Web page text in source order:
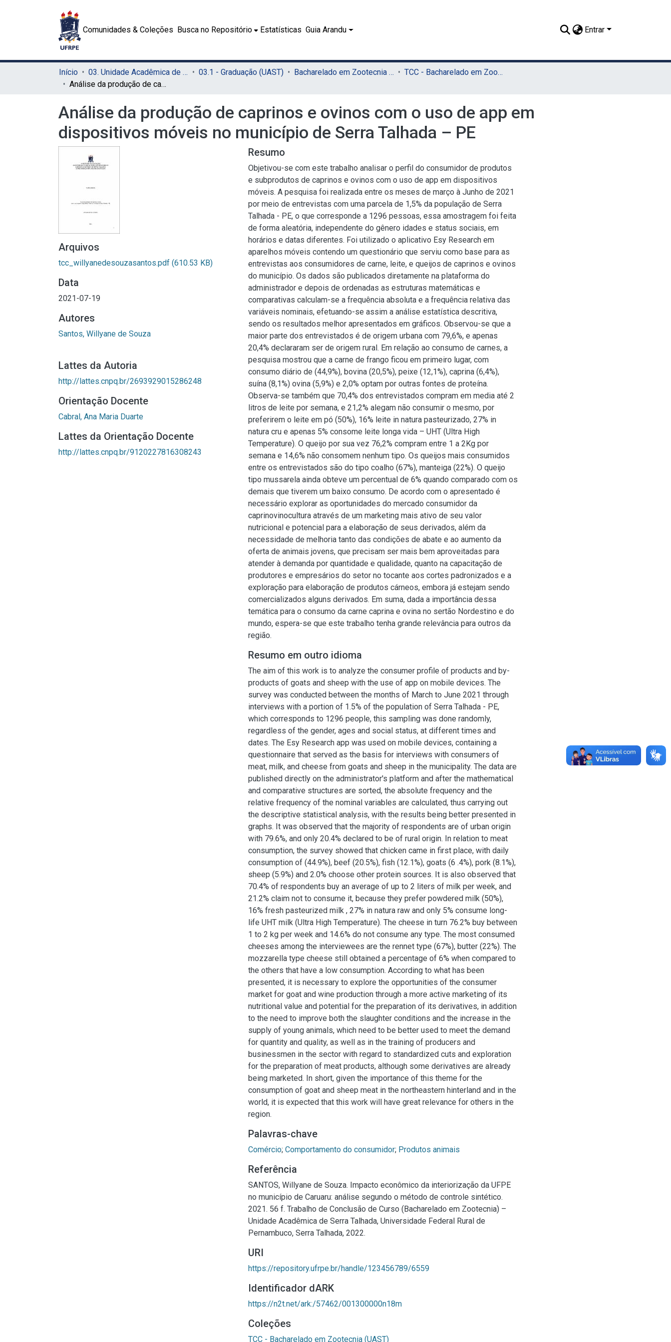
Comunidades & Coleções Busca no Repositório Estatísticas Guia Arandu Entrar
Início 03. Unidade Acadêmica de Serra Talhada (UAST) 03.1 - Graduação (UAST) Bacharelado em Zootecnia (UAST)
TCC - Bacharelado em Zootecnia (UAST)
Análise da produção de caprinos e ovinos com o uso de app em dispositivos móveis no município de Serra Talhada – PE
Análise da produção de caprinos e ovinos com o uso de app em
dispositivos móveis no município de Serra Talhada – PE
Arquivos
tcc_willyanedesouzasantos.pdf (610.53 KB)
Data
2021-07-19
Autores
Santos, Willyane de Souza
Lattes da Autoria
http://lattes.cnpq.br/2693929015286248
Orientação Docente
Cabral, Ana Maria Duarte
Lattes da Orientação Docente
http://lattes.cnpq.br/9120227816308243
Resumo
Objetivou-se com este trabalho analisar o perfil do consumidor de produtos
e subprodutos de caprinos e ovinos com o uso de app em dispositivos
móveis. A pesquisa foi realizada entre os meses de março à Junho de 2021
por meio de entrevistas com uma parcela de 1,5% da população de Serra
Talhada - PE, o que corresponde a 1296 pessoas, essa amostragem foi feita
de forma aleatória, independente do gênero idades e status sociais, em
horários e datas diferentes. Foi utilizado o aplicativo Esy Research em
aparelhos móveis contendo um questionário que serviu como base para as
entrevistas aos consumidores de carne, leite, e queijos de caprinos e ovinos
do município. Os dados são publicados diretamente na plataforma do
administrador e depois de ordenadas as estruturas matemáticas e
comparativas calculam-se a frequência absoluta e a frequência relativa das
variáveis nominais, efetuando-se assim a análise estatística descritiva,
sendo os resultados melhor apresentados em gráficos. Observou-se que a
maior parte dos entrevistados é de origem urbana com 79,6%, e apenas
20,4% declararam ser de origem rural. Em relação ao consumo de carnes, a
pesquisa mostrou que a carne de frango ficou em primeiro lugar, com
consumo diário de (44,9%), bovina (20,5%), peixe (12,1%), caprina (6,4%),
suína (8,1%) ovina (5,9%) e 2,0% optam por outras fontes de proteína.
Observa-se também que 70,4% dos entrevistados compram em media até 2
litros de leite por semana, e 21,2% alegam não consumir o mesmo, por
preferirem o leite em pó (50%), 16% leite in natura pasteurizado, 27% in
natura cru e apenas 5% consome leite longa vida – UHT (Ultra High
Temperature). O queijo por sua vez 76,2% compram entre 1 a 2Kg por
semana e 14,6% não consomem nenhum tipo. Os queijos mais consumidos
entre os entrevistados são do tipo coalho (67%), manteiga (22%). O queijo
tipo mussarela ainda obteve um percentual de 6% quando comparado com os
demais que tiverem um baixo consumo. De acordo com o apresentado é
necessário explorar as oportunidades do mercado consumidor da
caprinovinocultura através de um marketing mais ativo de seu valor
nutricional e potencial para a elaboração de seus derivados, além da
necessidade de melhoria tanto das condições de abate e ao aumento da
oferta de animais jovens, que precisam ser mais bem aproveitadas para
atender à demanda por quantidade e qualidade, quanto na capacitação de
produtores e empresários do setor no tocante aos cortes padronizados e a
exploração para elaboração de produtos cárneos, embora já estejam sendo
comercializados alguns derivados. Em suma, dada a importância dessa
temática para o consumo da carne caprina e ovina no sertão Nordestino e do
mundo, espera-se que este trabalho tenha grande relevância para outros da
região.
Resumo em outro idioma
The aim of this work is to analyze the consumer profile of products and by-
products of goats and sheep with the use of app on mobile devices. The
survey was conducted between the months of March to June 2021 through
interviews with a portion of 1.5% of the population of Serra Talhada - PE,
which corresponds to 1296 people, this sampling was done randomly,
regardless of the gender, ages and social status, at different times and
dates. The Esy Research app was used on mobile devices, containing a
questionnaire that served as the basis for interviews with consumers of
meat, milk, and cheese from goats and sheep in the municipality. The data are
published directly on the administrator's platform and after the mathematical
and comparative structures are sorted, the absolute frequency and the
relative frequency of the nominal variables are calculated, thus carrying out
the descriptive statistical analysis, with the results being better presented in
graphs. It was observed that the majority of respondents are of urban origin
with 79.6%, and only 20.4% declared to be of rural origin. In relation to meat
consumption, the survey showed that chicken came in first place, with daily
consumption of (44.9%), beef (20.5%), fish (12.1%), goats (6 .4%), pork (8.1%),
sheep (5.9%) and 2.0% choose other protein sources. It is also observed that
70.4% of respondents buy an average of up to 2 liters of milk per week, and
21.2% claim not to consume it, because they prefer powdered milk (50%),
16% fresh pasteurized milk , 27% in natura raw and only 5% consume long-
life UHT milk (Ultra High Temperature). The cheese in turn 76.2% buy between
1 to 2 kg per week and 14.6% do not consume any type. The most consumed
cheeses among the interviewees are the rennet type (67%), butter (22%). The
mozzarella type cheese still obtained a percentage of 6% when compared to
the others that have a low consumption. According to what has been
presented, it is necessary to explore the opportunities of the consumer
market for goat and wine production through a more active marketing of its
nutritional value and potential for the preparation of its derivatives, in addition
to the need to improve both the slaughter conditions and the increase in the
supply of young animals, which need to be better used to meet the demand
for quantity and quality, as well as in the training of producers and
businessmen in the sector with regard to standardized cuts and exploration
for the preparation of meat products, although some derivatives are already
being marketed. In short, given the importance of this theme for the
consumption of goat and sheep meat in the northeastern hinterland and in the
world, it is expected that this work will have great relevance for others in the
region.
Palavras-chave
Comércio; Comportamento do consumidor; Produtos animais
Referência
SANTOS, Willyane de Souza. Impacto econômico da interiorização da UFPE
no município de Caruaru: análise segundo o método de controle sintético.
2021. 56 f. Trabalho de Conclusão de Curso (Bacharelado em Zootecnia) –
Unidade Acadêmica de Serra Talhada, Universidade Federal Rural de
Pernambuco, Serra Talhada, 2022.
URI
https://repository.ufrpe.br/handle/123456789/6559
Identificador dARK
https://n2t.net/ark:/57462/001300000n18m
Coleções
TCC - Bacharelado em Zootecnia (UAST)